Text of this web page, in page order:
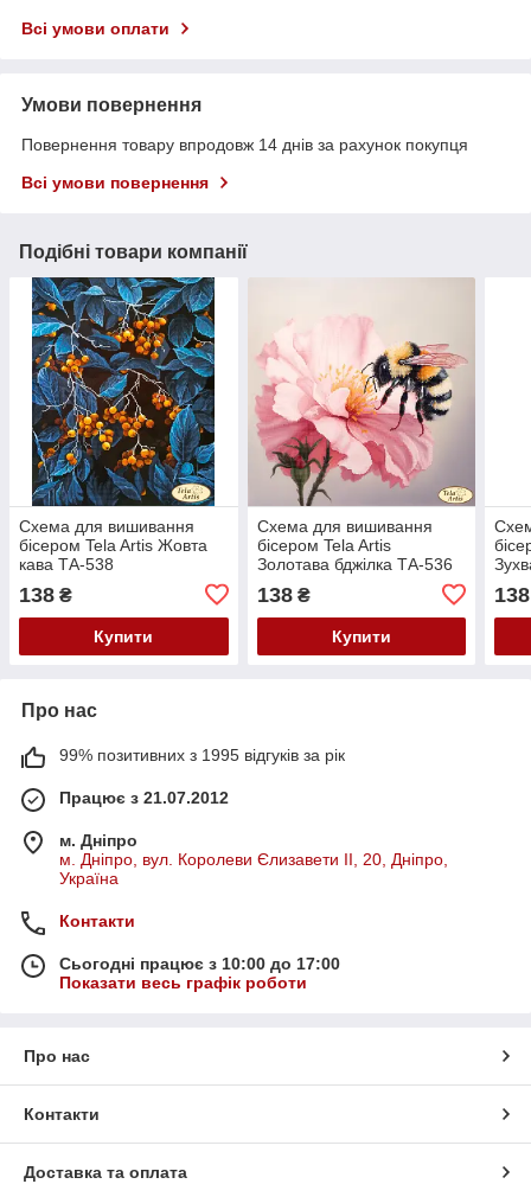
Всі умови оплати
Умови повернення
Повернення товару впродовж 14 днів за рахунок покупця
Всі умови повернення
Подібні товари компанії
Схема для вишивання
бісером Tela Artis Жовта
кава ТА-538
138 ₴
Купити
Схема для вишивання
бісером Tela Artis
Золотава бджілка ТА-536
138₴
Купити
138
Про нас
99% позитивних з 1995 відгуків за рік
Працює з 21.07.2012
м. Дніпро
м. Дніпро, вул. Королеви Єлизавети ІІ, 20, Дніпро,
Україна
Контакти
Сьогодні працює з 10:00 до 17:00
Показати весь графік роботи
Про нас
Контакти
Доставка та оплата